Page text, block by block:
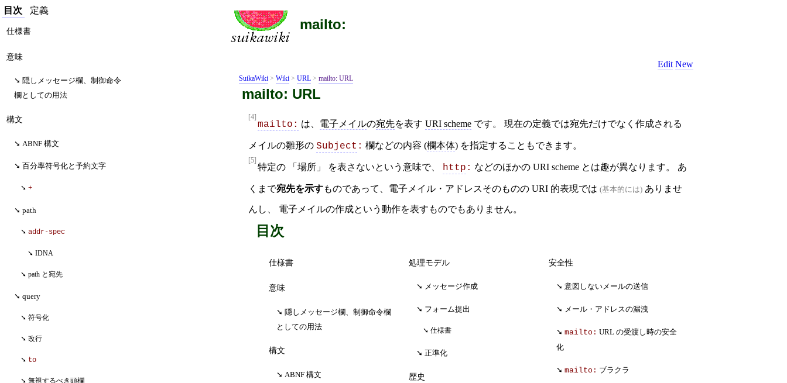
mailto:
Edit New
SuikaWiki > Wiki > URL > mailto: URL
mailto: URL
[4]
mailto: は、 電子メイルの宛先を表す URI scheme です。 現在の定義では宛先だけでなく作成される
メイルの雛形の Subject : 欄などの内容 (欄本体 ) を指定することもできます。
[5]
特定の 場所 を表さないという意味で、 http : などのほかの URI scheme とは趣が異なります。 あ
くまで宛先を示すものであって、電子メイル・アドレスそのものの URI 的表現では (基本的には) ありませ
んし、 電子メイルの作成という動作を表すものでもありません。
目次
仕様書
意味
隠しメッセージ欄、制御命令欄
としての用法
構文
ABNF 構文
処理モデル
メッセージ作成
フォーム提出
仕様書
正準化
歴史
安全性
意図しないメールの送信
メール・アドレスの漏洩
mailto: URL の受渡し時の安全
化
mailto: ブラクラ
目次 定義
仕様書
意味
隠しメッセージ欄、制御命令
欄としての用法
構文
ABNF 構文
百分率符号化と予約文字
+
path
addr-spec
IDNA
path と宛先
query
符号化
改行
to
無視するべき頭欄